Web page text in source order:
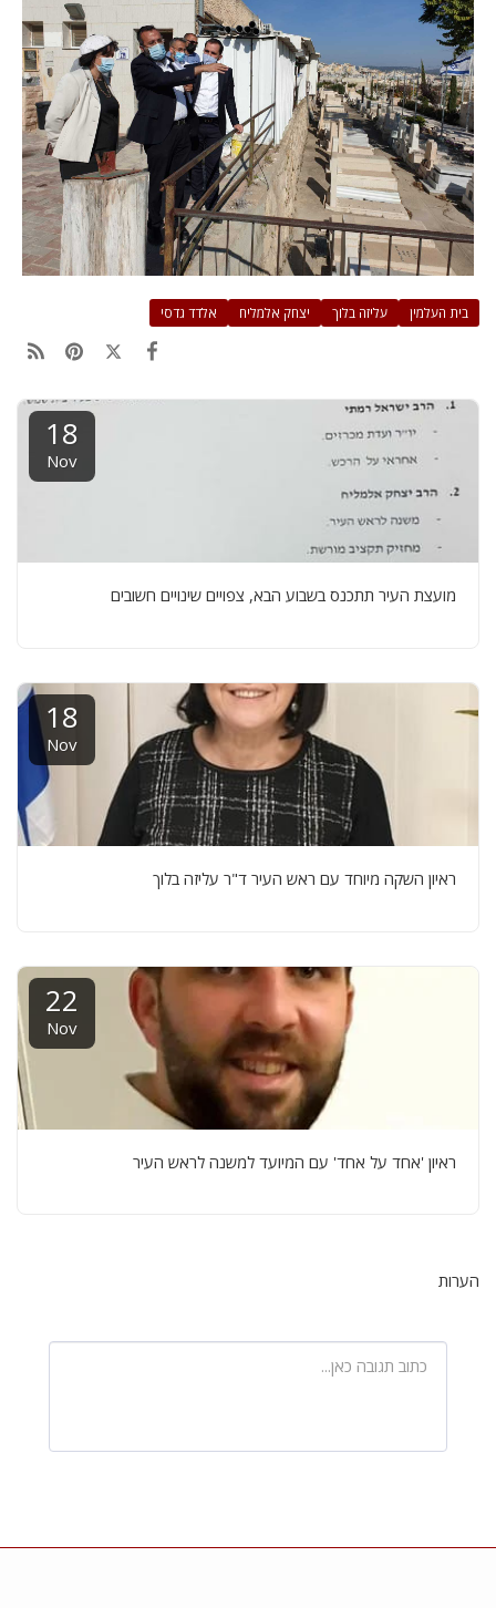
בית העלמין עליזה בלוך יצחק אלמליח אלדד גדסי
18
Nov
מועצת העיר תתכנס בשבוע הבא, צפויים שינויים חשובים
18
Nov
ראיון השקה מיוחד עם ראש העיר ד"ר עליזה בלוך
22
Nov
ראיון 'אחד על אחד' עם המיועד למשנה לראש העיר
הערות